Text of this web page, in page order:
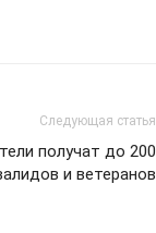
Следующая статья
получат до 200
и ветеранов